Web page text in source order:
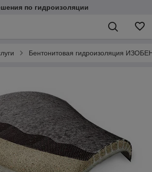
по гидроизоляции
Бентонитовая гидроизоляция